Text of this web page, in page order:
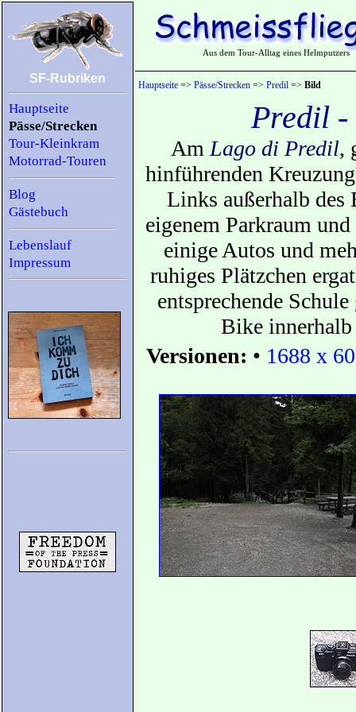
SF-Rubriken
Hauptseite
Pässe/Strecken
Tour-Kleinkram
Motorrad-Touren
Blog
Gästebuch
Lebenslauf
Impressum
Aus dem Tour-Alltag eines Helmputzers
Hauptseite => Pässe/Strecken => Predil => Bild
Predil -
Am Lago di Predil,
hinführenden
Links außerhalb
eigenem Parkraum
einige Autos und
ruhiges Plätzchen
entsprechende
Bike
Versionen: • 1688 x